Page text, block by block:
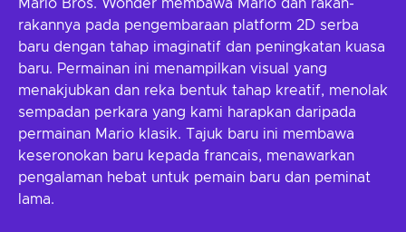
Mario Bros. Wonder membawa Mario dan rakan-
rakannya pada pengembaraan platform 2D serba
baru dengan tahap imaginatif dan peningkatan kuasa
baru. Permainan ini menampilkan visual yang
menakjubkan dan reka bentuk tahap kreatif, menolak
sempadan perkara yang kami harapkan daripada
permainan Mario klasik. Tajuk baru ini membawa
keseronokan baru kepada francais, menawarkan
pengalaman hebat untuk pemain baru dan peminat
lama.